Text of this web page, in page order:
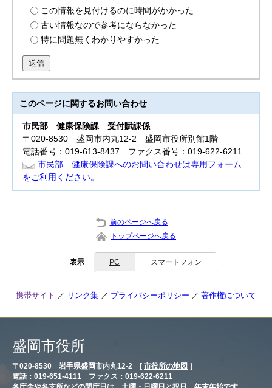
この情報を見付けるのに時間がかかった
古い情報なので参考にならなかった
特に問題無くわかりやすかった
送信
このページに関するお問い合わせ
市民部健康保険課 受付賦課係
〒020-8530 盛岡市内丸12-2 盛岡市役所別館1階
電話番号：019-613-8437 ファクス番号：019-622-6211
市民部 健康保険課へのお問い合わせは専用フォーム
をご利用ください。
前のページへ戻る
トップページへ戻る
表示 PC スマートフォン
携帯サイト リンク集 プライバシーポリシー 著作権について
盛岡市役所
〒020-8530 岩手県盛岡市内丸12-2 [ 市役所の地図 ］
電話：019-651-4111 ファクス：019-622-6211